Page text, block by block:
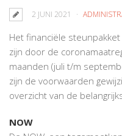
2 JUNI 2021
Het financiële
zijn door de
maanden (juli t/m
zijn de voorwaarden
overzicht van de
NOW